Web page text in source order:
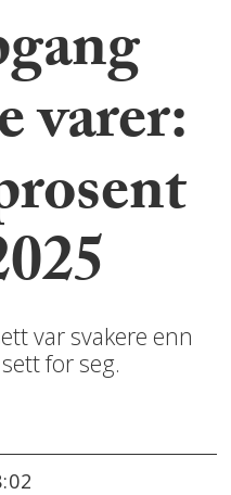
varer:
var svakere enn
for seg.